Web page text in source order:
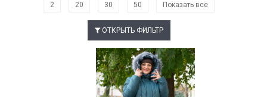
2 20 30 50 Показать все
ОТКРЫТЬ ФИЛЬТР
Наклейки Варіант з %